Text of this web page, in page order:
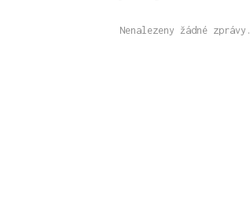
Nenalezeny žádné zprávy.